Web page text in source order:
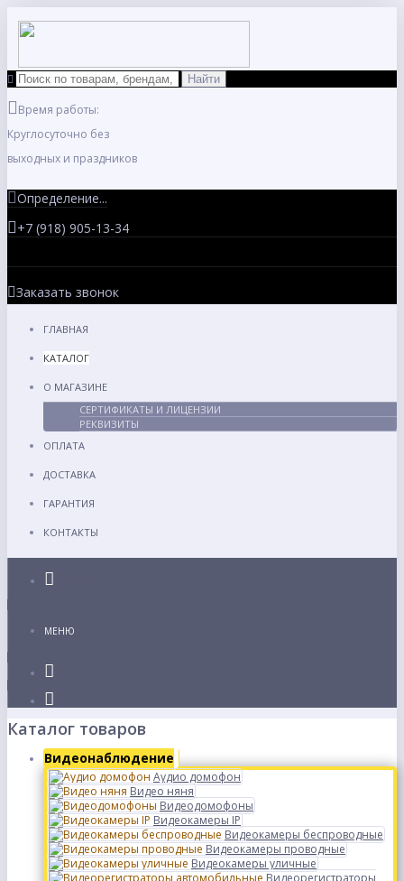
Время работы:
Круглосуточно без
выходных и праздников
Определение...
+7 (918) 905-13-34
Заказать звонок
ГЛАВНАЯ
КАТАЛОГ
О МАГАЗИНЕ
СЕРТИФИКАТЫ И ЛИЦЕНЗИИ
РЕКВИЗИТЫ
ОПЛАТА
ДОСТАВКА
ГАРАНТИЯ
КОНТАКТЫ
МЕНЮ
Каталог товаров
Видеонаблюдение
Аудио домофон
Видео няня
Видеодомофоны
Видеокамеры IP
Видеокамеры беспроводные
Видеокамеры проводные
Видеокамеры уличные
Видеорегистраторы